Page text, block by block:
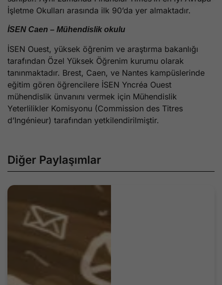
İşletme Okulları arasında ilk 90’da yer almaktadır.
İSEN Caen – Mühendislik okulu
İSEN Ouest, yüksek öğrenim ve araştırma bakanlığı
tarafından Özel Yüksek Öğrenim kurumu olarak
tanınmaktadır. Brest, Caen, ve Nantes kampüslerinde
eğitim gören öğrencilere İSEN Yncréa Ouest
mühendislik ünvanını vermek için Mühendislik
Yeterlilikler Komisyonu (Commission des Titres
d’Ingénieur) tarafından yetkilendirilmiştir.
Diğer Paylaşımlar